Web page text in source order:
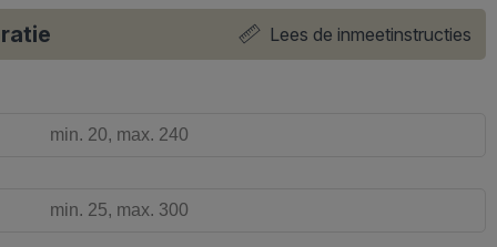
Lees de inmeetinstructies